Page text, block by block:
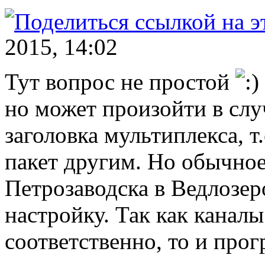
2015, 14:02
Тут вопрос не простой
но может произойти в
заголовка мультиплекса,
пакет другим. Но
Петрозаводска в
настройку. Так как
соответственно, то и